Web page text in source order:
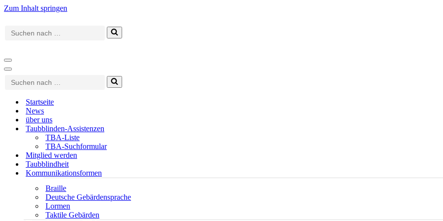
Zum Inhalt springen
Suchen
nach …
Navigationsmenü
Navigationsmenü
Suchen
nach …
Startseite
News
über uns
Taubblinden-Assistenzen
TBA-Liste
TBA-Suchformular
Mitglied werden
Taubblindheit
Kommunikationsformen
Braille
Deutsche Gebärdensprache
Lormen
Taktile Gebärden